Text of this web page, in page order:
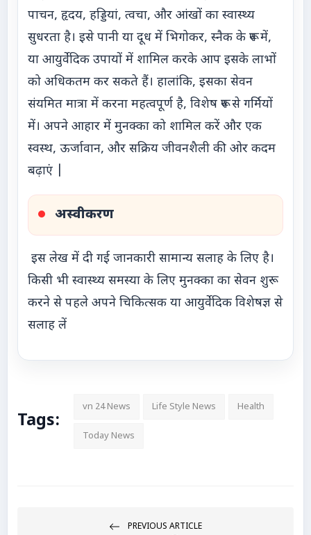
पाचन, हृदय, हड्डियां, त्वचा, और आंखों का स्वास्थ्य
सुधरता है। इसे पानी या दूध में भिगोकर, स्नैक के रूप में,
या आयुर्वेदिक उपायों में शामिल करके आप इसके लाभों
को अधिकतम कर सकते हैं। हालांकि, इसका सेवन
संयमित मात्रा में करना महत्वपूर्ण है, विशेष रूप से गर्मियों
में। अपने आहार में मुनक्का को शामिल करें और एक
स्वस्थ, ऊर्जावान, और सक्रिय जीवनशैली की ओर कदम
बढ़ाएं |
अस्वीकरण
इस लेख में दी गई जानकारी सामान्य सलाह के लिए है।
किसी भी स्वास्थ्य समस्या के लिए मुनक्का का सेवन शुरू
करने से पहले अपने चिकित्सक या आयुर्वेदिक विशेषज्ञ से
सलाह लें
Tags:
vn 24 News Life Style News Health
Today News
PREVIOUS ARTICLE